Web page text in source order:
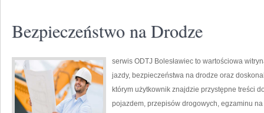
Bezpieczeństwo na Drodze
serwis ODTJ Bolesławiec to wartościowa
jazdy, bezpieczeństwa na drodze oraz
którym użytkownik znajdzie przystępne treści
pojazdem, przepisów drogowych, egzaminu